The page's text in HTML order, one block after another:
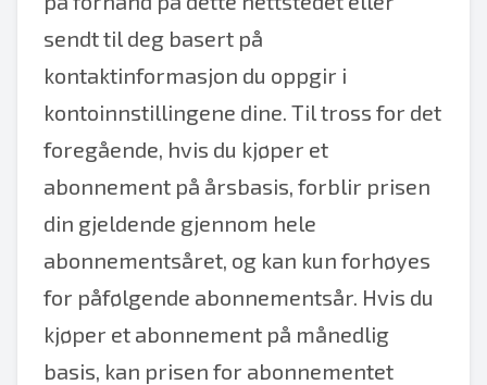
sendt til deg basert på
kontaktinformasjon du oppgir i
kontoinnstillingene dine. Til tross for det
foregående, hvis du kjøper et
abonnement på årsbasis, forblir prisen
din gjeldende gjennom hele
abonnementsåret, og kan kun forhøyes
for påfølgende abonnementsår. Hvis du
kjøper et abonnement på månedlig
basis, kan prisen for abonnementet